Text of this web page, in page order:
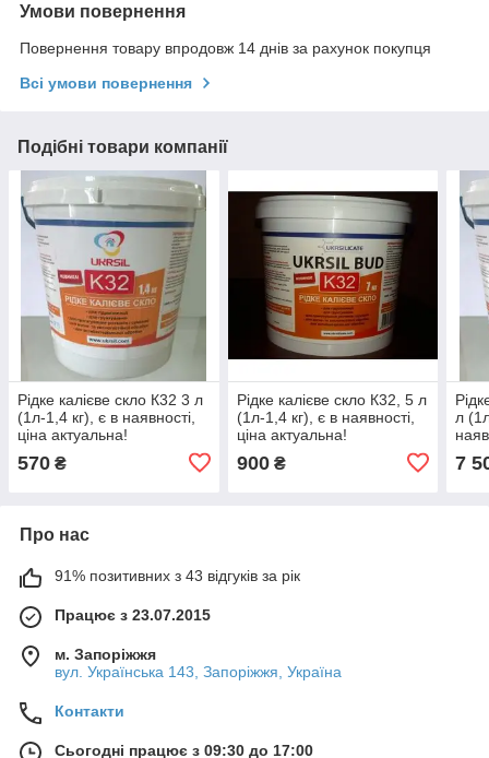
Умови повернення
Повернення товару впродовж 14 днів за рахунок покупця
Всі умови повернення
Подібні товари компанії
Рідке калієве скло К32 3 л
(1л-1,4 кг), є в наявності,
ціна актуальна!
570 ₴
Рідке калієве скло К32, 5 л
(1л-1,4 кг), є в наявності,
ціна актуальна!
900₴
л
7
Про нас
91% позитивних з 43 відгуків за рік
Працює з 23.07.2015
м. Запоріжжя
вул. Українська 143, Запоріжжя, Україна
Контакти
Сьогодні працює з 09:30 до 17:00